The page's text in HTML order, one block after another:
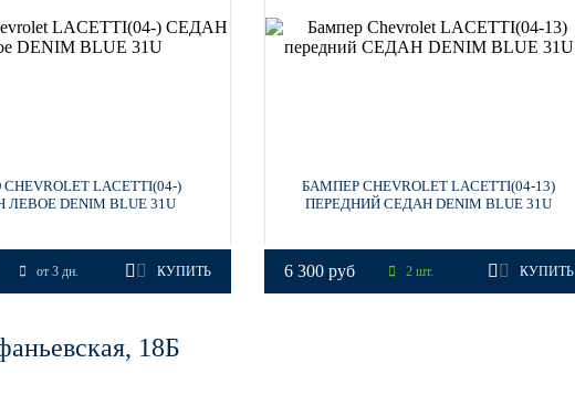
RADIANT SILVER, QUICKSILVER, BLADE SILVER, SILVER ICE
LACETTI(04-)
ЛЕВОЕ DENIM BLUE 31U
от 3 дн. КУПИТЬ
БАМПЕР CHEVROLET LACETTI(04-13)
ПЕРЕДНИЙ СЕДАН DENIM BLUE 31U
6 300 руб 2 шт. КУПИТЬ
18Б